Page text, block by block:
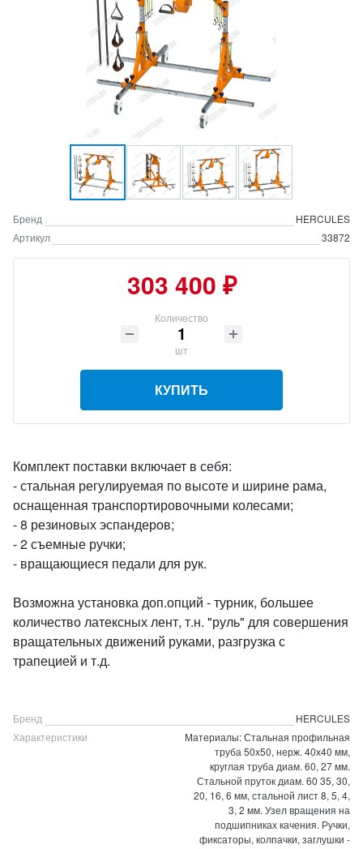
Бренд
HERCULES
Артикул
33872
303 400 ₽
Количество
шт
КУПИТЬ
Комплект поставки включает в себя:
- стальная регулируемая по высоте и ширине рама,
оснащенная транспортировочными колесами;
- 8 резиновых эспандеров;
- 2 съемные ручки;
- вращающиеся педали для рук.
Возможна установка доп.опций - турник, большее
количество латексных лент, т.н. "руль" для совершения
вращательных движений руками, разгрузка с
трапецией и т.д.
Бренд
HERCULES
Характеристики
Материалы: Стальная профильная
труба 50х50, нерж. 40х40 мм,
круглая труба диам. 60, 27 мм.
Стальной пруток диам. 60 35, 30,
20, 16, 6 мм, стальной лист 8, 5, 4,
3, 2 мм. Узел вращения на
подшипниках качения. Ручки,
фиксаторы, колпачки, заглушки -